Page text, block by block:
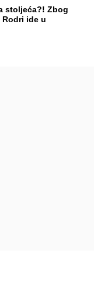
stoljeća?! Zbog
Rodri ide u